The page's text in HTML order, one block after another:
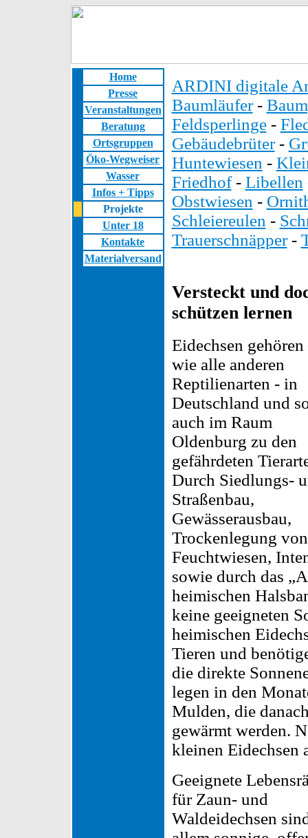
Home
Presse
Veranstaltungen
Beratung
Ortsgruppen
Öko-Wegweiser
Wasser
Infos + Tipps
Projekte
Unter 18
Kontakte
Materialversand
ARDINI digitale
Baumläufer-
Feldsperlinge-
Gebäudebrüter-
Huntewiesen -
Friedhof- Libellen
Obstwiesen -
Schleiereulen -
Trauerschnäpper-
Versteckt und
schützen lernen
Eidechsen gehören
wie alle anderen
Reptilienarten - in
Deutschland und
auch im Raum
Oldenburg zu den
gefährdeten
Durch Siedlungs-
Straßenbau,
Gewässerausbau,
Trockenlegung von
Feuchtwiesen,
sowie durch das
heimischen
keine geeigneten
heimischen
Tieren und
die direkte
legen in den
Mulden, die
gewärmt werden.
kleinen Eidechsen
Geeignete
für Zaun- und
Waldeidechsen